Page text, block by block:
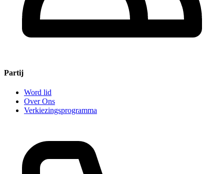
Partij
Word lid
Over Ons
Verkiezingsprogramma